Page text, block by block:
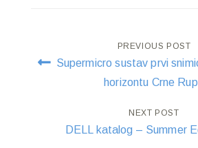
Post
navigation
PREVIOUS POST
Supermicro sustav prvi
horizontu Crne
NEXT POST
DELL katalog – Summer